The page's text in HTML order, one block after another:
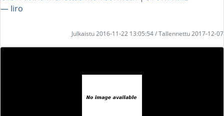
― Iiro
Julkaistu 2016-11-22 13:05:54 / Tallennettu 2017-12-07